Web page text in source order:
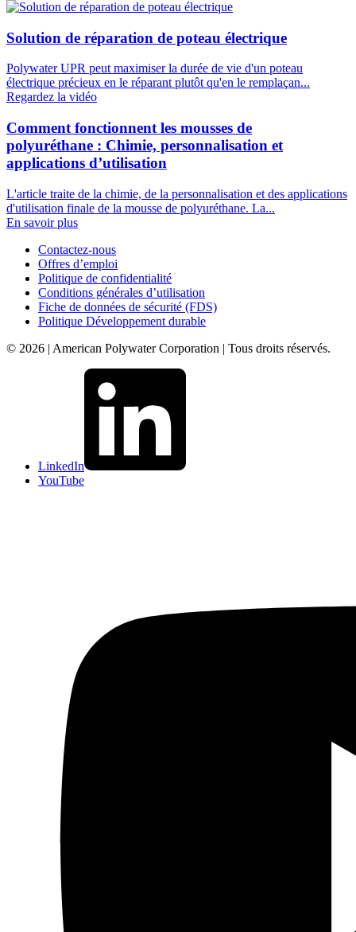
Solution de réparation de poteau électrique
Polywater UPR peut maximiser la durée de vie d'un poteau
électrique précieux en le réparant plutôt qu'en le remplaçan...
Regardez la vidéo
Comment fonctionnent les mousses de
polyuréthane : Chimie, personnalisation et
applications d’utilisation
L'article traite de la chimie, de la personnalisation et des applications
d'utilisation finale de la mousse de polyuréthane. La...
En savoir plus
Contactez-nous
Offres d’emploi
Politique de confidentialité
Conditions générales d’utilisation
Fiche de données de sécurité (FDS)
Politique Développement durable
© 2026 | American Polywater Corporation | Tous droits réservés.
LinkedIn
YouTube